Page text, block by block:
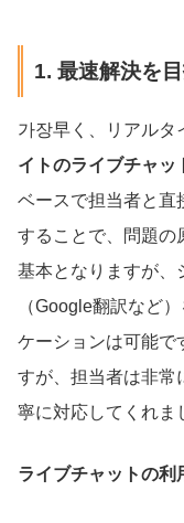
1. 最速解決を
가장早く、リアルタ
イトのライブチャッ
ベースで担当者と直
することで、問題の
基本となりますが、
（Google翻訳など
ケーションは可能で
すが、担当者は非常
寧に対応してくれま
ライブチャットの利